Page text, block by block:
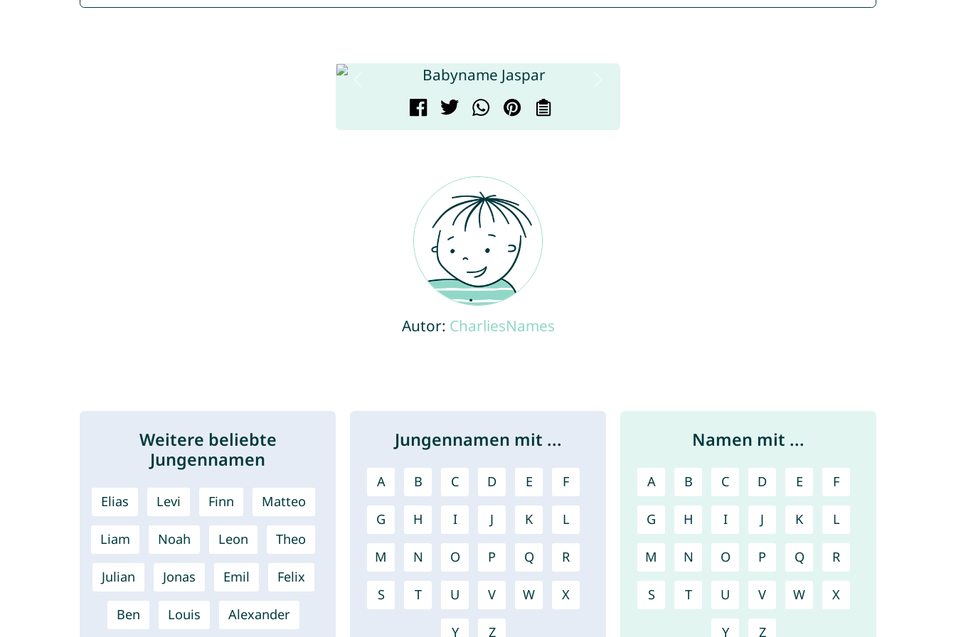
Autor: CharliesNames
Weitere beliebte
Jungennamen
Elias Levi Finn Matteo
Liam Noah Leon Theo
Julian Jonas Emil Felix
Ben Louis Alexander
Jungennamen mit ...
A B C D E F
G H I J K L
M N O P Q R
S T U V W X
Y Z
Namen mit ...
A B C D E F
G H I J K L
M N O P Q R
S T U V W X
Y Z